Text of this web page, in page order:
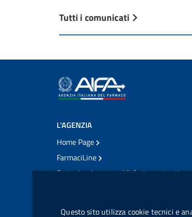
Tutti i comunicati
Questo sito utilizza cookie tecnici e
L'AGENZIA
Home Page
FarmaciLine
Partecipazione e soddisfazione utenti